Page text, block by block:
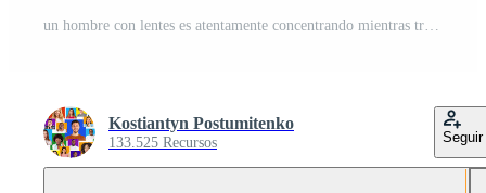
Kostiantyn Postumitenko
133.525 Recursos Seguir